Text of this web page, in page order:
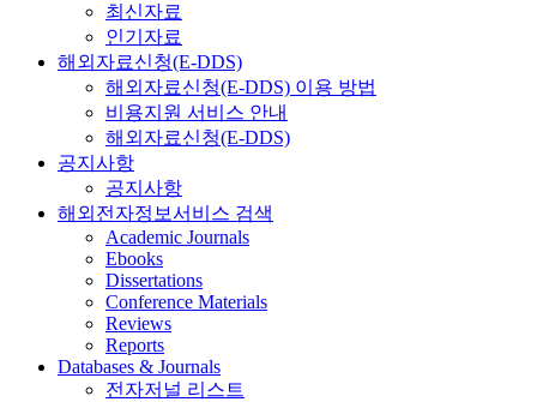
최신자료
인기자료
해외자료신청(E-DDS)
해외자료신청(E-DDS) 이용 방법
비용지원 서비스 안내
해외자료신청(E-DDS)
공지사항
공지사항
해외전자정보서비스 검색
Academic Journals
Ebooks
Dissertations
Conference Materials
Reviews
Reports
Databases & Journals
전자저널 리스트